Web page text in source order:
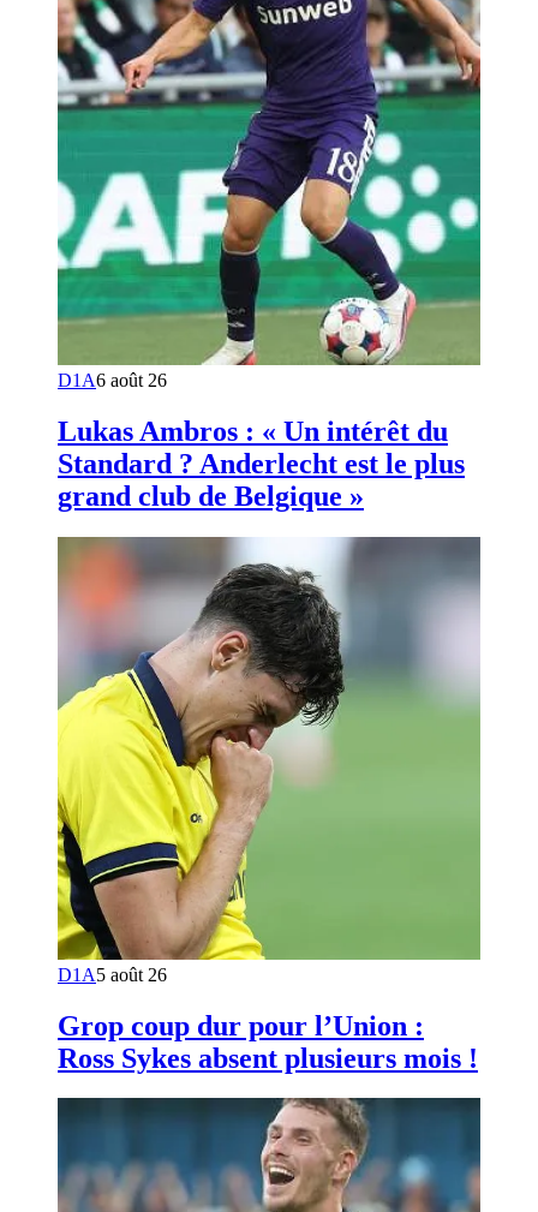
D1A6 août 26
Lukas Ambros : « Un intérêt du
Standard ? Anderlecht est le plus
grand club de Belgique »
D1A5 août 26
Grop coup dur pour l’Union :
Ross Sykes absent plusieurs mois !